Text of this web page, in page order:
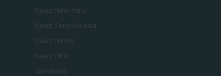
Newz New York
Newz Pennsylvania
Newz Illinois
Newz Ohio
Gameland